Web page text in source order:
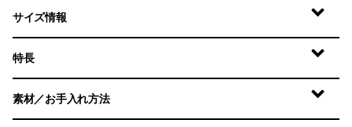
サイズ情報
特長
素材／お手入れ方法